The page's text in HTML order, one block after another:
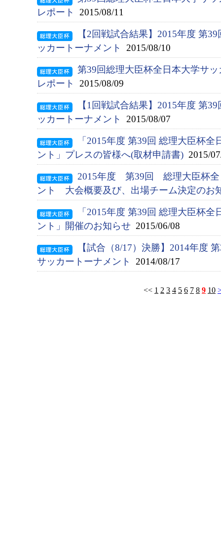
レポート
2015/08/11
【2回戦試合結果】2015年度 第
ッカートーナメント
2015/08/10
第39回総理大臣杯全日本大学サ
レポート
2015/08/09
【1回戦試合結果】2015年度 第
ッカートーナメント
2015/08/07
「2015年度 第39回 総理大臣杯
ント」プレスの皆様へ(取材申請書) 2015/
2015年度 第39回 総理大臣杯全
ント 大会概要及び、出場チーム決定のお
「2015年度 第39回 総理大臣杯
ント」開催のお知らせ 2015/06/08
【試合（8/17）決勝】2014年度
サッカートーナメント
2014/08/17
<< 1 2 3 4 5 6 7 8 9 10